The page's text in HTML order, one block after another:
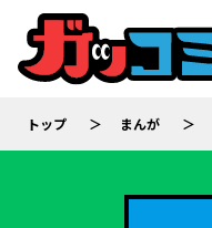
トップ まんが